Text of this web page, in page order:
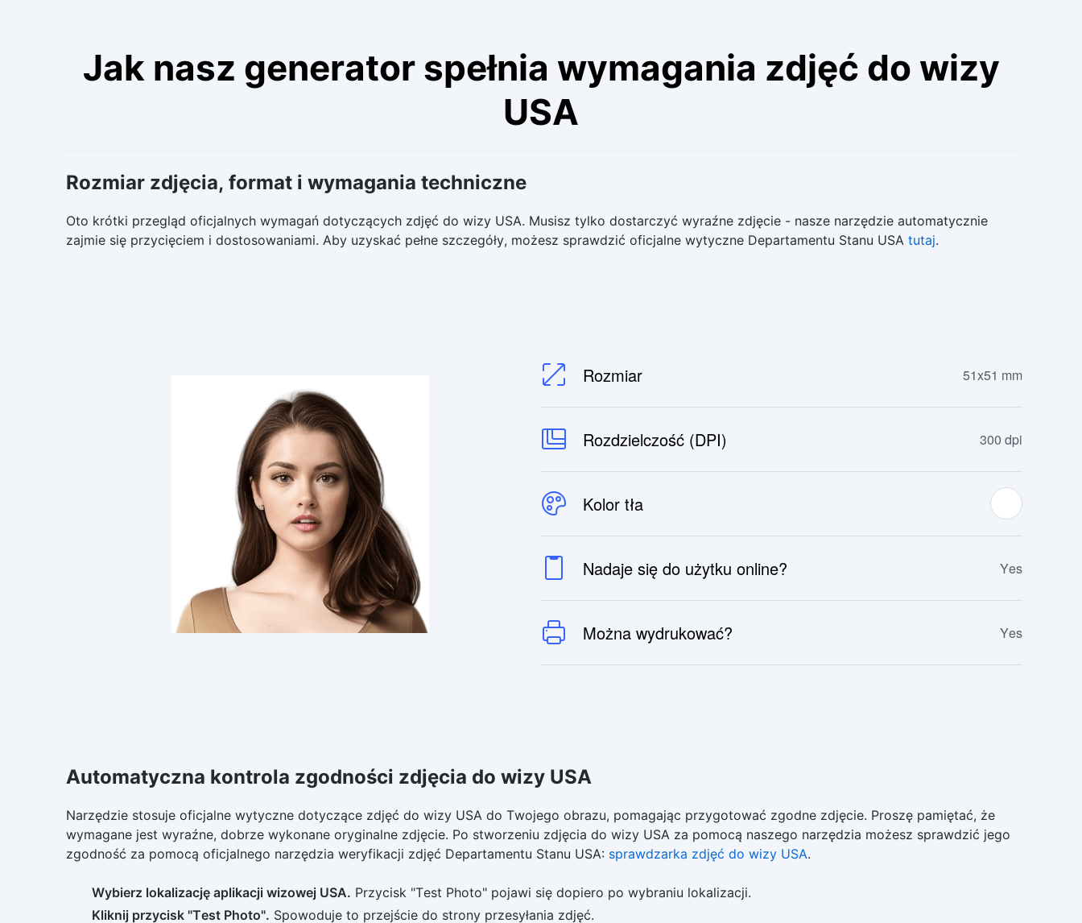
Jak nasz generator spełnia wymagania zdjęć do wizy
USA
Rozmiar zdjęcia, format i wymagania techniczne
Oto krótki przegląd oficjalnych wymagań dotyczących zdjęć do wizy USA. Musisz tylko dostarczyć wyraźne zdjęcie - nasze narzędzie automatycznie
zajmie się przycięciem i dostosowaniami. Aby uzyskać pełne szczegóły, możesz sprawdzić oficjalne wytyczne Departamentu Stanu USA tutaj.
Rozmiar 51x51 mm
Rozdzielczość (DPI) 300 dpi
Kolor tła
Nadaje się do użytku online? Yes
Można wydrukować? Yes
Automatyczna kontrola zgodności zdjęcia do wizy USA
Narzędzie stosuje oficjalne wytyczne dotyczące zdjęć do wizy USA do Twojego obrazu, pomagając przygotować zgodne zdjęcie. Proszę pamiętać, że
wymagane jest wyraźne, dobrze wykonane oryginalne zdjęcie. Po stworzeniu zdjęcia do wizy USA za pomocą naszego narzędzia możesz sprawdzić jego
zgodność za pomocą oficjalnego narzędzia weryfikacji zdjęć Departamentu Stanu USA: sprawdzarka zdjęć do wizy USA.
Wybierz lokalizację aplikacji wizowej USA. Przycisk "Test Photo" pojawi się dopiero po wybraniu lokalizacji.
Kliknij przycisk "Test Photo". Spowoduje to przejście do strony przesyłania zdjęć.